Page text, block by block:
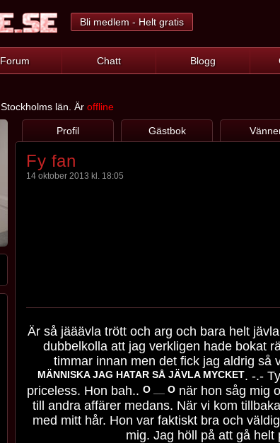
Bli medlem - Helt gratis
Forum Chatt Blogg
, Stockholms län. Är offline
Profil Gästbok
Fy fan
14 oktober 2013 kl. 18:05
Är så jääävla trött och arg och bara helt
dubbelkolla att jag verkligen hade bokat
timmar innan men det fick jag aldrig så
MÄNNISKA JAG HATAR SÅ JÄVLA MYCKET. -.-
priceless. Hon bah.. O __ O när hon såg mig
till andra affärer medans. När vi kom
med mitt hår. Hon var faktiskt bra och
mig. Jag höll på att gå